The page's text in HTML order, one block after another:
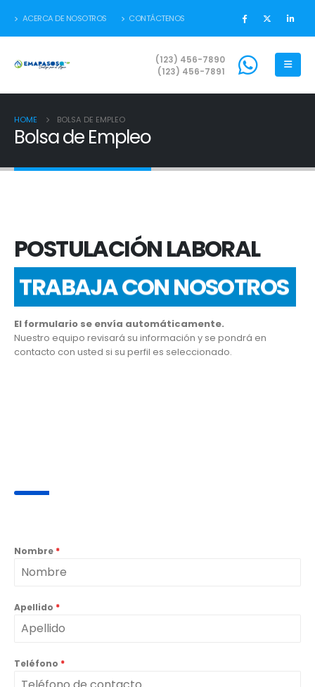
ACERCA DE NOSOTROS CONTÁCTENOS
(123) 456-7890
(123) 456-7891
HOME BOLSA DE EMPLEO
Bolsa de Empleo
POSTULACIÓN LABORAL
TRABAJA CON NOSOTROS
El formulario se envía automáticamente.
Nuestro equipo revisará su información y se pondrá en
contacto con usted si su perfil es seleccionado.
Nombre *
Apellido *
Teléfono *